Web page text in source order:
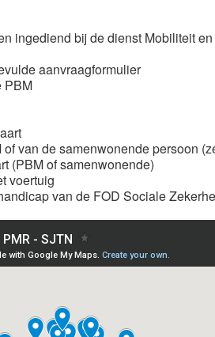
ingediend bij de dienst Mobiliteit
aanvraagformulier
PBM
van de samenwonende persoon
(PBM of samenwonende)
voertuig
van de FOD Sociale